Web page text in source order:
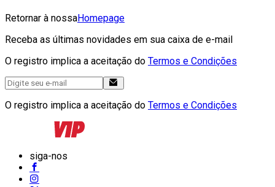
Retornar à nossaHomepage
Receba as últimas novidades em sua caixa de e-mail
O registro implica a aceitação do Termos e Condições
O registro implica a aceitação do Termos e Condições
siga-nos